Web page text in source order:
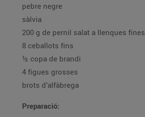
pebre negre
sàlvia
200 g de pernil salat a llenques fines
8 ceballots fins
½ copa de brandi
4 figues grosses
brots d’alfàbrega
Preparació: